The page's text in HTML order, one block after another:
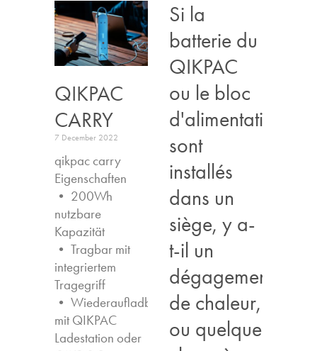
QIKPAC
CARRY
7 December 2022
qikpac carry
Eigenschaften ​
• 200Wh
nutzbare
Kapazität
• Tragbar mit
integriertem
Tragegriff
• Wiederaufladbar
mit QIKPAC
Ladestation oder
Si la
batterie du
QIKPAC
ou le bloc
d'alimentation
sont
installés
dans un
siège, y a-
t-il un
dégagement
de chaleur,
ou quelque